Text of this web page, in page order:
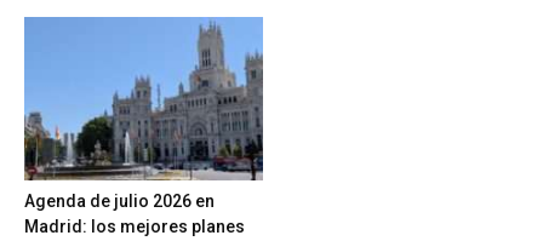
Agenda de julio 2026 en
Madrid: los mejores planes